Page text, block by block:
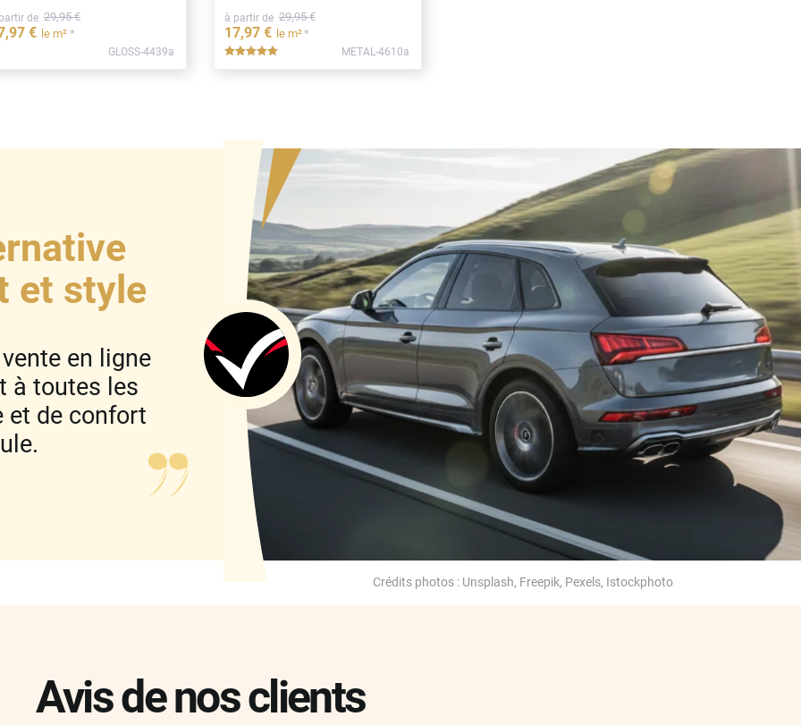
de 29,95 €
,97 € le m² *
GLOSS-4439a
à partir de 29,95 €
17,97 € le m²*
***** METAL-4610a
et style
en ligne
à toutes les
et de confort
Crédits photos : Unsplash, Freepik, Pexels, Istockphoto
Avis de nos clients